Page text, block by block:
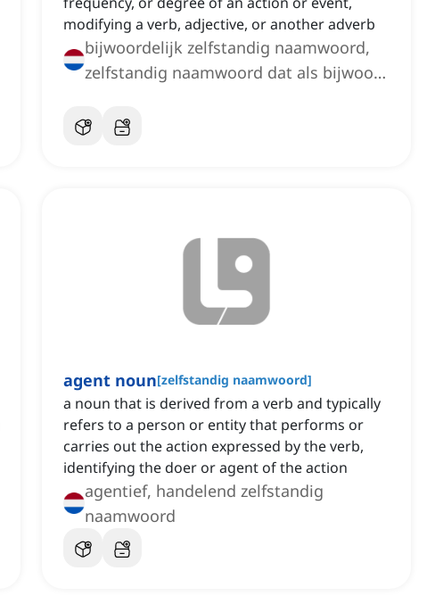
modifying a verb, adjective, or another adverb
bijwoordelijk zelfstandig naamwoord,
zelfstandig naamwoord dat als bijwoord
agent noun[zelfstandig naamwoord]
a noun that is derived from a verb and typically
refers to a person or entity that performs or
carries out the action expressed by the verb,
identifying the doer or agent of the action
agentief, handelend zelfstandig
naamwoord